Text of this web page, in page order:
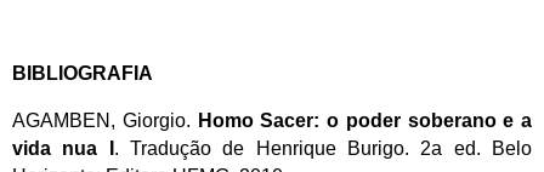
BIBLIOGRAFIA
AGAMBEN, Giorgio. Homo Sacer: o poder soberano e a
vida nua I . Tradução de Henrique Burigo. 2a ed. Belo